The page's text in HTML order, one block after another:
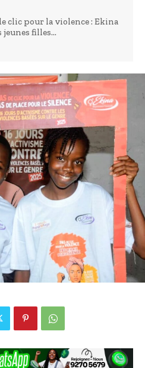
clic pour la violence : Ekina
jeunes filles...